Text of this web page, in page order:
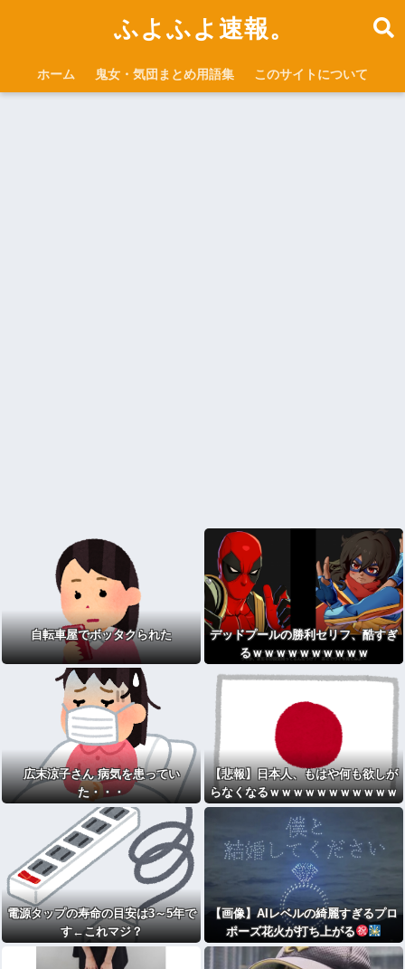
ふよふよ速報。
ホーム 鬼女・気団まとめ用語集 このサイトについて
自転車屋でボッタクられた
デッドプールの勝利セリフ、酷すぎ
るｗｗｗｗｗｗｗｗｗｗ
広末涼子さん 病気を患ってい
た・・・
【悲報】日本人、もはや何も欲しが
らなくなるｗｗｗｗｗｗｗｗｗｗｗ
ｗｗｗｗｗｗｗｗｗｗｗｗｗ
電源タップの寿命の目安は3～5年で
す←これマジ？
【画像】AIレベルの綺麗すぎるプロ
ポーズ花火が打ち上がる